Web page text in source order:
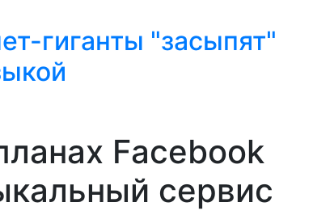
гиганты "засыпят"
Facebook
сервис